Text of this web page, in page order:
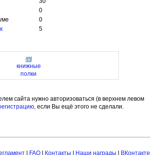
0
0
5
книжные
полки
сайта нужно авторизоваться (в верхнем левом
, если Вы ещё этого не сделали.
| FAQ| Контакты Наши награды ВКонтакте